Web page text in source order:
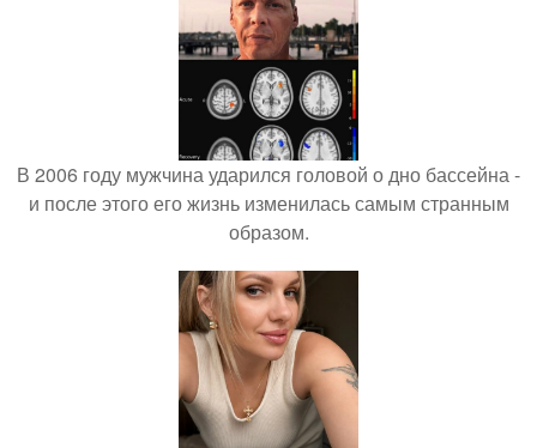
В 2006 году мужчина ударился головой о дно бассейна -
и после этого его жизнь изменилась самым странным
образом.